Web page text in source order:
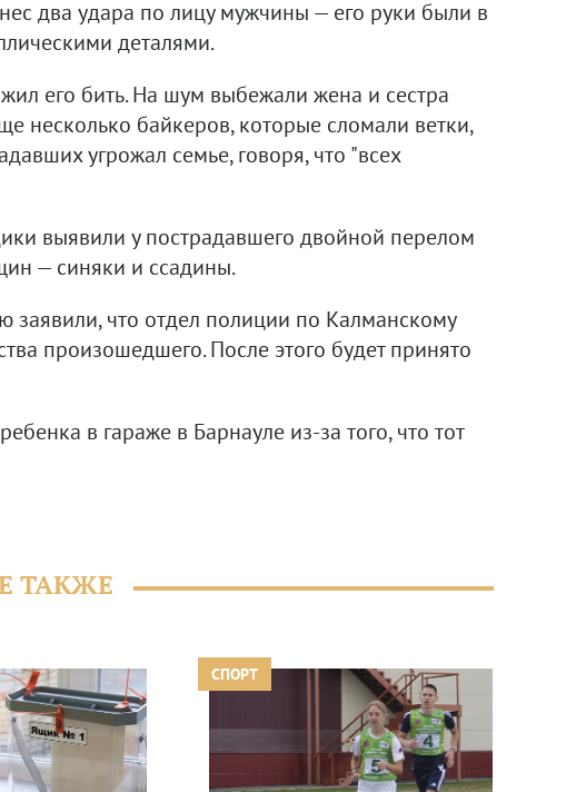
два удара по лицу мужчины — его руки были в
деталями.
его бить. На шум выбежали жена и сестра
несколько байкеров, которые сломали ветки,
угрожал семье, говоря, что "всех
выявили у пострадавшего двойной перелом
— синяки и ссадины.
что отдел полиции по Калманскому
произошедшего. После этого будет принято
ребенка в гараже в Барнауле из-за того, что тот
ТАКЖЕ
СПОРТ